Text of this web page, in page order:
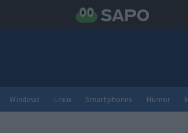
Windows Linux Smartphones Humor